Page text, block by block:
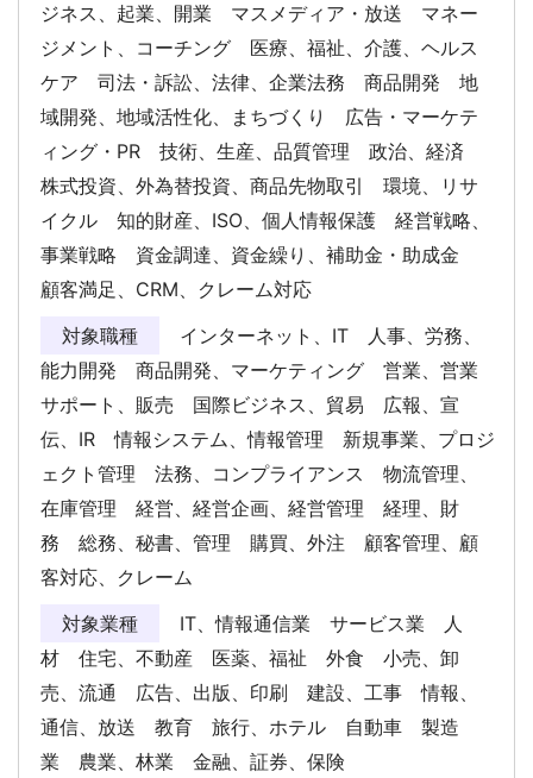
ジネス、起業、開業 マスメディア・放送 マネー
ジメント、コーチング 医療、福祉、介護、ヘルス
ケア 司法・訴訟、法律、企業法務 商品開発 地
域開発、地域活性化、まちづくり 広告・マーケテ
ィング・PR 技術、生産、品質管理 政治、経済
株式投資、外為替投資、商品先物取引 環境、リサ
イクル 知的財産、ISO、個人情報保護 経営戦略、
事業戦略 資金調達、資金繰り、補助金・助成金
顧客満足、CRM、クレーム対応
対象職種
インターネット、IT 人事、労務、
能力開発 商品開発、マーケティング 営業、営業
サポート、販売 国際ビジネス、貿易 広報、宣
伝、IR 情報システム、情報管理 新規事業、プロジ
ェクト管理 法務、コンプライアンス 物流管理、
在庫管理 経営、経営企画、経営管理 経理、財
務 総務、秘書、管理 購買、外注 顧客管理、顧
客対応、クレーム
対象業種
IT、情報通信業 サービス業 人
材 住宅、不動産 医薬、福祉 外食 小売、卸
売、流通 広告、出版、印刷 建設、工事 情報、
通信、放送 教育 旅行、ホテル 自動車 製造
業 農業、林業 金融、証券、保険